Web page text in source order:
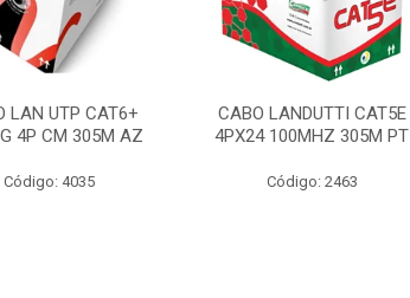
LAN UTP CAT6+
4P CM 305M AZ
Código: 4035
CABO LANDUTTI CAT5E
4PX24 100MHZ 305M PT
Código: 2463